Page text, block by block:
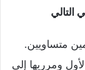
التالي
متساويين.
ومرريها إلى